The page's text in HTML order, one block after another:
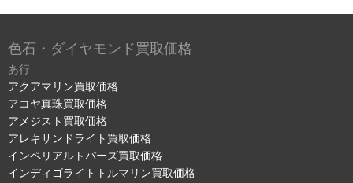
色石・ダイヤモンド買取価格
あ行
アクアマリン買取価格
アコヤ真珠買取価格
アメジスト買取価格
アレキサンドライト買取価格
インペリアルトパーズ買取価格
インディゴライトトルマリン買取価格